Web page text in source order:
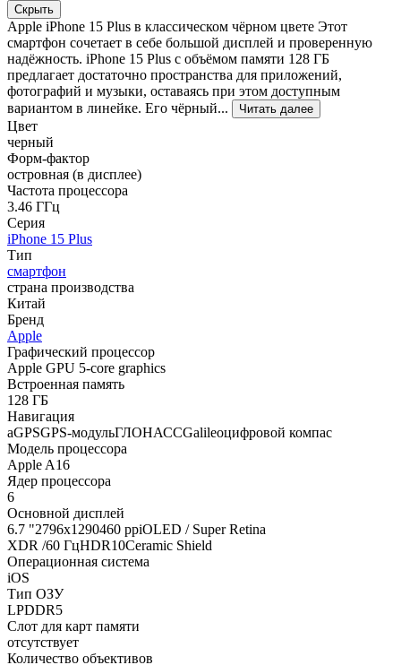
Скрыть
Apple iPhone 15 Plus в классическом чёрном цвете Этот
смартфон сочетает в себе большой дисплей и проверенную
надёжность. iPhone 15 Plus с объёмом памяти 128 ГБ
предлагает достаточно пространства для приложений,
фотографий и музыки, оставаясь при этом доступным
вариантом в линейке. Его чёрный...
Читать далее
Цвет
черный
Форм-фактор
островная (в дисплее)
Частота процессора
3.46 ГГц
Серия
iPhone 15 Plus
Тип
смартфон
страна производства
Китай
Бренд
Apple
Графический процессор
Apple GPU 5-core graphics
Встроенная память
128 ГБ
Навигация
aGPSGPS-модульГЛОНАССGalileoцифровой компас
Модель процессора
Apple A16
Ядер процессора
6
Основной дисплей
6.7 "2796х1290460 ppiOLED / Super Retina
XDR /60 ГцHDR10Ceramic Shield
Операционная система
iOS
Тип ОЗУ
LPDDR5
Слот для карт памяти
отсутствует
Количество объективов